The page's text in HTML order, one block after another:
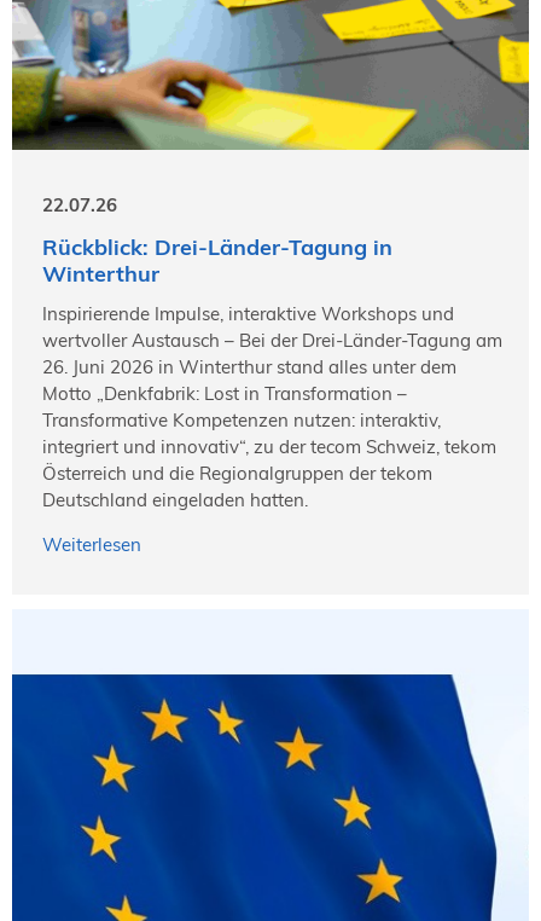
22.07.26
Rückblick: Drei-Länder-Tagung in
Winterthur
Inspirierende Impulse, interaktive Workshops und
wertvoller Austausch – Bei der Drei-Länder-Tagung am
26. Juni 2026 in Winterthur stand alles unter dem
Motto „Denkfabrik: Lost in Transformation –
Transformative Kompetenzen nutzen: interaktiv,
integriert und innovativ“, zu der tecom Schweiz, tekom
Österreich und die Regionalgruppen der tekom
Deutschland eingeladen hatten.
Weiterlesen